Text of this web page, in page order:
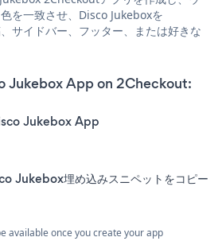
を一致させ、Disco Jukeboxを
サイドバー、フッター、または好きな
Jukebox App on 2Checkout:
Jukebox App
Jukebox埋め込みスニペットをコピー
available once you create your app